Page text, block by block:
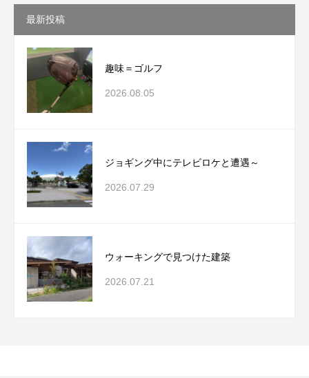
最新投稿
趣味＝ゴルフ
2026.08.05
ジョギング中にテレビロケと遭遇～
2026.07.29
ウォーキングで見つけた建築
2026.07.21